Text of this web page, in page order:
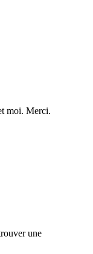
moi. Merci.
une